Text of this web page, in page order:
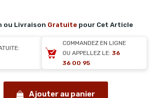
ou Livraison Gratuite pour Cet Article
COMMANDEZ EN LIGNE
OU APPELLEZ LE: 36
36 00 95
Ajouter au panier